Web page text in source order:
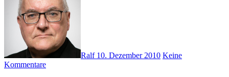
Ralf 10. Dezember 2010 Keine
Kommentare